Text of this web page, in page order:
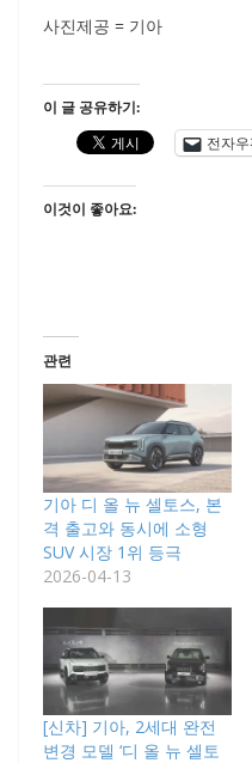
사진제공 = 기아
이 글 공유하기:
전자
이것이 좋아요:
관련
기아 디 올 뉴 셀토스, 본
격 출고와 동시에 소형
SUV 시장 1위 등극
2026-04-13
[신차] 기아, 2세대 완전
변경 모델 ‘디 올 뉴 셀토